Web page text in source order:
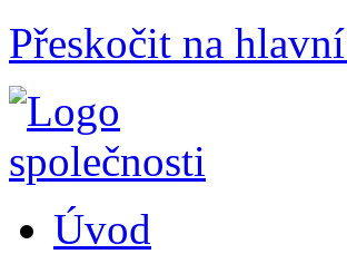
Přeskočit na
Úvod